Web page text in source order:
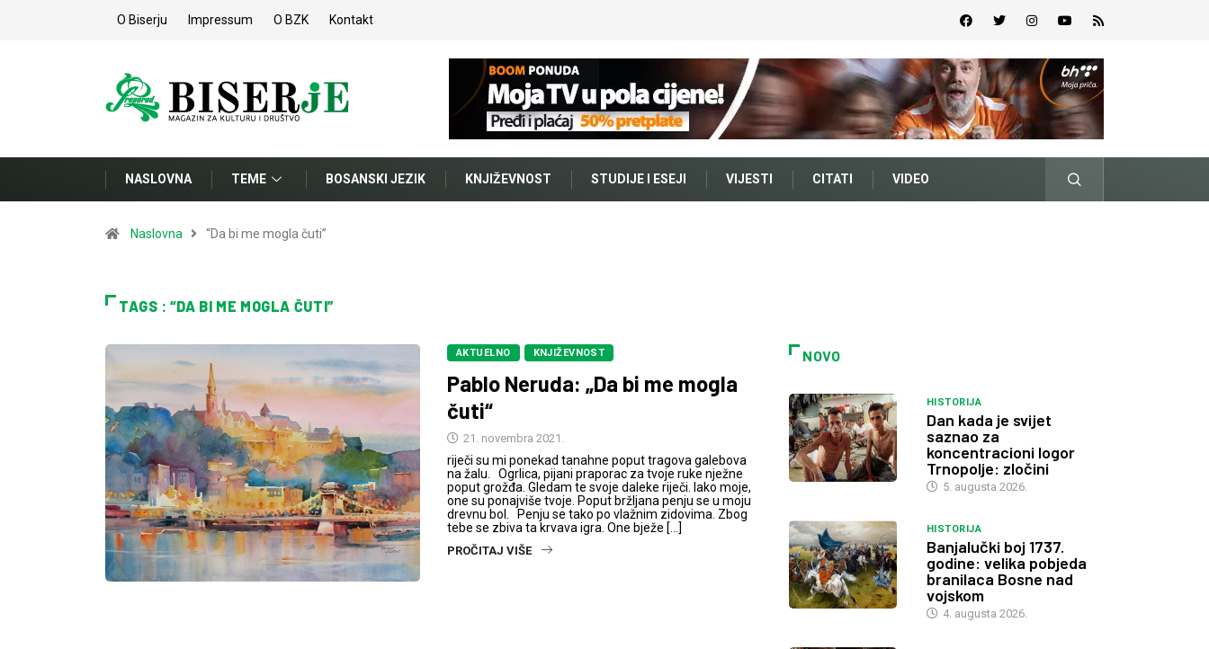
O Biserju Impressum O BZK Kontakt
NASLOVNA TEME BOSANSKI JEZIK KNJIŽEVNOST STUDIJE I ESEJI VIJESTI CITATI VIDEO
Naslovna “Da bi me mogla čuti”
TAGS : “DA BI ME MOGLA ČUTI”
AKTUELNO KNJIŽEVNOST
Pablo Neruda: „Da bi me mogla
čuti“
21. novembra 2021.
riječi su mi ponekad tanahne poput tragova galebova
na žalu. Ogrlica, pijani praporac za tvoje ruke nježne
poput grožđa. Gledam te svoje daleke riječi. Iako moje,
one su ponajviše tvoje. Poput bržljana penju se u moju
drevnu bol. Penju se tako po vlažnim zidovima. Zbog
tebe se zbiva ta krvava igra. One bježe […]
PROČITAJ VIŠE
NOVO
HISTORIJA
Dan kada je svijet
saznao za
koncentracioni logor
Trnopolje: zločini
5. augusta 2026.
HISTORIJA
Banjalučki boj 1737.
godine: velika pobjeda
branilaca Bosne nad
vojskom
4. augusta 2026.